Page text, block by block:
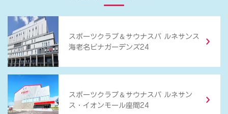
スポーツクラブ ＆ サウナスパ ルネサンス
海老名ビナガーデンズ24
スポーツクラブ ＆ サウナスパ ルネサン
ス・イオンモール座間24